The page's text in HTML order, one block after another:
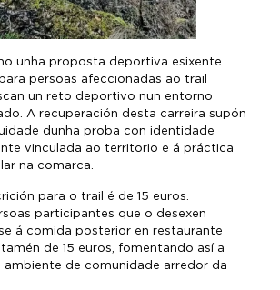
unha proposta deportiva esixente
persoas afeccionadas ao trail
un reto deportivo nun entorno
A recuperación desta carreira supón
dunha proba con identidade
vinculada ao territorio e á práctica
na comarca.
para o trail é de 15 euros.
participantes que o desexen
á comida posterior en restaurante
de 15 euros, fomentando así a
ambiente de comunidade arredor da